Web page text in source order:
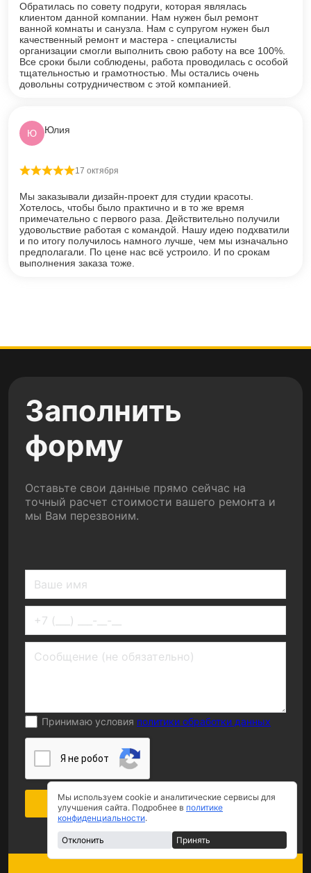
Обратилась по совету подруги, которая являлась
клиентом данной компании. Нам нужен был ремонт
ванной комнаты и санузла. Нам с супругом нужен был
качественный ремонт и мастера - специалисты
организации смогли выполнить свою работу на все 100%.
Все сроки были соблюдены, работа проводилась с особой
тщательностью и грамотностью. Мы остались очень
довольны сотрудничеством с этой компанией.
Ю Юлия
Оценка 5из 5
17 октября
Мы заказывали дизайн-проект для студии красоты.
Хотелось, чтобы было практично и в то же время
примечательно с первого раза. Действительно получили
удовольствие работая с командой. Нашу идею подхватили
и по итогу получилось намного лучше, чем мы изначально
предполагали. По цене нас всё устроило. И по срокам
выполнения заказа тоже.
Заполнить
форму
Оставьте свои данные прямо сейчас на
точный расчет стоимости вашего ремонта и
мы Вам перезвоним.
Принимаю условия политики обработки данных
Я нe poбoт
Оставить заявку
Мы используем cookie и аналитические сервисы для
улучшения сайта. Подробнее в политике
конфиденциальности.
Отклонить Принять